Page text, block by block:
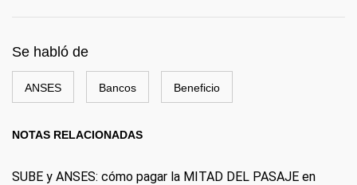
Se habló de
ANSES Bancos Beneficio
NOTAS RELACIONADAS
SUBE y ANSES: cómo pagar la MITAD DEL PASAJE en